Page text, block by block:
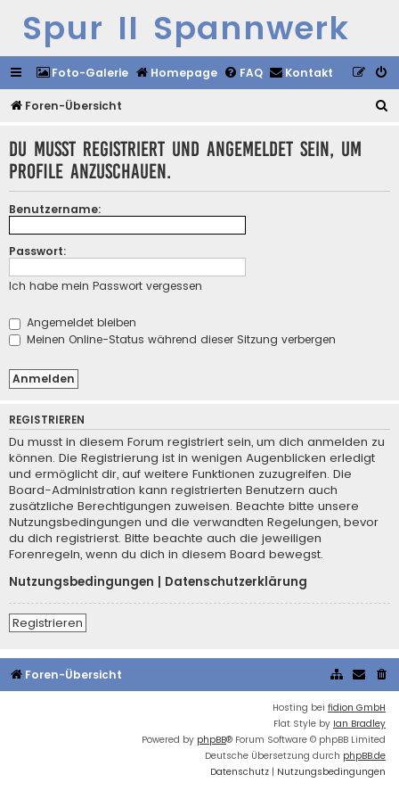
Spur II Spannwerk
Foto-Galerie Homepage FAQ Kontakt
Foren-Übersicht
Du musst registriert und angemeldet sein, um
Profile anzuschauen.
Benutzername:
Passwort:
Ich habe mein Passwort vergessen
Angemeldet bleiben
Meinen Online-Status während dieser Sitzung verbergen
REGISTRIEREN
Du musst in diesem Forum registriert sein, um dich anmelden zu
können. Die Registrierung ist in wenigen Augenblicken erledigt
und ermöglicht dir, auf weitere Funktionen zuzugreifen. Die
Board-Administration kann registrierten Benutzern auch
zusätzliche Berechtigungen zuweisen. Beachte bitte unsere
Nutzungsbedingungen und die verwandten Regelungen, bevor
du dich registrierst. Bitte beachte auch die jeweiligen
Forenregeln, wenn du dich in diesem Board bewegst.
Nutzungsbedingungen
Datenschutzerklärung
Registrieren
Foren-Übersicht
Hosting bei fidion GmbH
Flat Style by Ian Bradley
Powered by phpBB® Forum Software © phpBB Limited
Deutsche Übersetzung durch phpBB.de
Datenschutz | Nutzungsbedingungen